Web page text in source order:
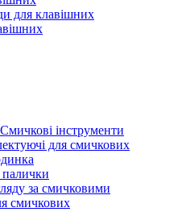
для клавішних
Смичкові інструменти
для смичкових
палички
за смичковими
смичкових